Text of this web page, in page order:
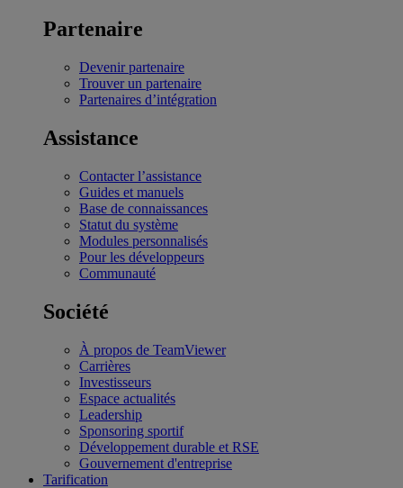
Partenaire
Devenir partenaire
Trouver un partenaire
Partenaires d’intégration
Assistance
Contacter l’assistance
Guides et manuels
Base de connaissances
Statut du système
Modules personnalisés
Pour les développeurs
Communauté
Société
À propos de TeamViewer
Carrières
Investisseurs
Espace actualités
Leadership
Sponsoring sportif
Développement durable et RSE
Gouvernement d'entreprise
Tarification